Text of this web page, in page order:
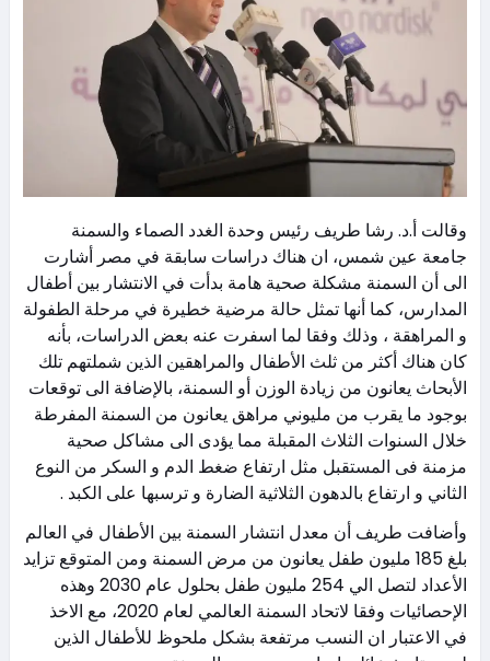
وقالت أ.د. رشا طريف رئيس وحدة الغدد الصماء والسمنة
جامعة عين شمس، ان هناك دراسات سابقة في مصر أشارت
الى أن السمنة مشكلة صحية هامة بدأت في الانتشار بين أطفال
المدارس، كما أنها تمثل حالة مرضية خطيرة في مرحلة الطفولة
و المراهقة ، وذلك وفقا لما اسفرت عنه بعض الدراسات، بأنه
كان هناك أكثر من ثلث الأطفال والمراهقين الذين شملتهم تلك
الأبحاث يعانون من زيادة الوزن أو السمنة، بالإضافة الى توقعات
بوجود ما يقرب من مليوني مراهق يعانون من السمنة المفرطة
خلال السنوات الثلاث المقبلة مما يؤدى الى مشاكل صحية
مزمنة فى المستقبل مثل ارتفاع ضغط الدم و السكر من النوع
الثاني و ارتفاع بالدهون الثلاثية الضارة و ترسبها على الكبد .
وأضافت طريف أن معدل انتشار السمنة بين الأطفال في العالم
بلغ 185 مليون طفل يعانون من مرض السمنة ومن المتوقع تزايد
الأعداد لتصل الي 254 مليون طفل بحلول عام 2030 وهذه
الإحصائيات وفقا لاتحاد السمنة العالمي لعام 2020، مع الاخذ
في الاعتبار ان النسب مرتفعة بشكل ملحوظ للأطفال الذين